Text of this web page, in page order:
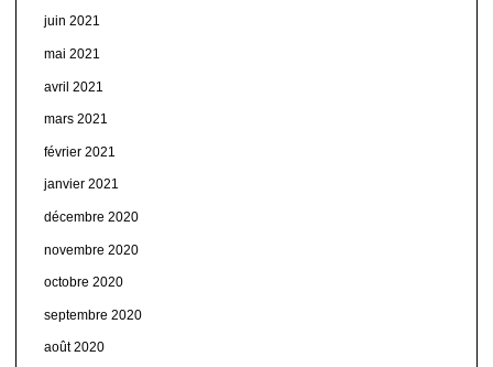
juin 2021
mai 2021
avril 2021
mars 2021
février 2021
janvier 2021
décembre 2020
novembre 2020
octobre 2020
septembre 2020
août 2020